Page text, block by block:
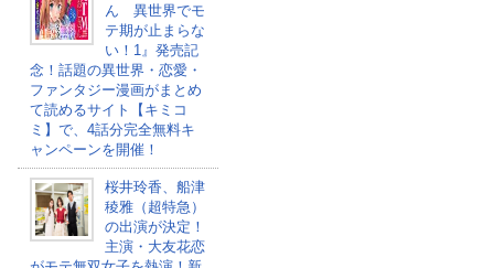
ん 異世界でモ
テ期が止まらな
い！1』発売記
念！話題の異世界・恋愛・
ファンタジー漫画がまとめ
て読めるサイト【キミコ
ミ】で、4話分完全無料キ
ャンペーンを開催！
桜井玲香、船津
稜雅（超特急）
の出演が決定！
主演・大友花恋